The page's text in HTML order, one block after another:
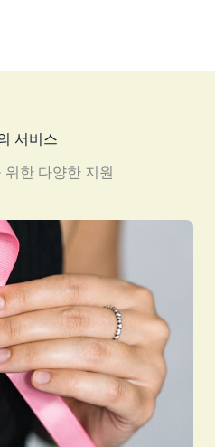
서비스
위한 다양한 지원